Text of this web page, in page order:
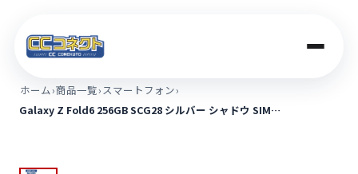
商品一覧
ホーム›商品一覧›スマートフォン›
Galaxy Z Fold6 256GB SCG28 シルバー シャドウ SIM…